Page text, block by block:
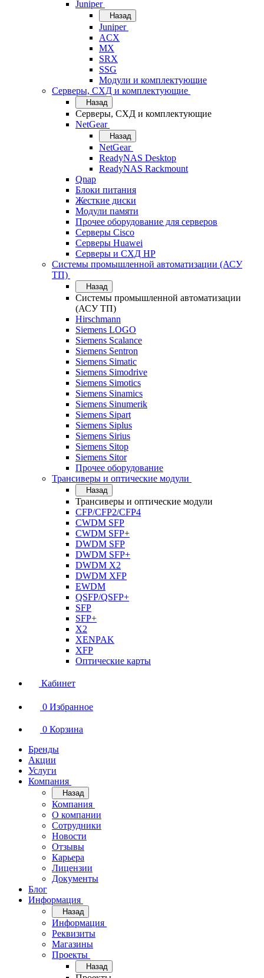
Juniper
Назад
Juniper
ACX
MX
SRX
SSG
Модули и комплектующие
Серверы, СХД и комплектующие
Назад
Серверы, СХД и комплектующие
NetGear
Назад
NetGear
ReadyNAS Desktop
ReadyNAS Rackmount
Qnap
Блоки питания
Жесткие диски
Модули памяти
Прочее оборудование для серверов
Серверы Cisco
Серверы Huawei
Серверы и СХД HP
Системы промышленной автоматизации (АСУ
ТП)
Назад
Системы промышленной автоматизации
(АСУ ТП)
Hirschmann
Siemens LOGO
Siemens Scalance
Siemens Sentron
Siemens Simatic
Siemens Simodrive
Siemens Simotics
Siemens Sinamics
Siemens Sinumerik
Siemens Sipart
Siemens Siplus
Siemens Sirius
Siemens Sitop
Siemens Sitor
Прочее оборудование
Трансиверы и оптические модули
Назад
Трансиверы и оптические модули
CFP/CFP2/CFP4
CWDM SFP
CWDM SFP+
DWDM SFP
DWDM SFP+
DWDM X2
DWDM XFP
EWDM
QSFP/QSFP+
SFP
SFP+
X2
XENPAK
XFP
Оптические карты
Кабинет
0 Избранное
0 Корзина
Бренды
Акции
Услуги
Компания
Назад
Компания
О компании
Сотрудники
Новости
Отзывы
Карьера
Лицензии
Документы
Блог
Информация
Назад
Информация
Реквизиты
Магазины
Проекты
Назад